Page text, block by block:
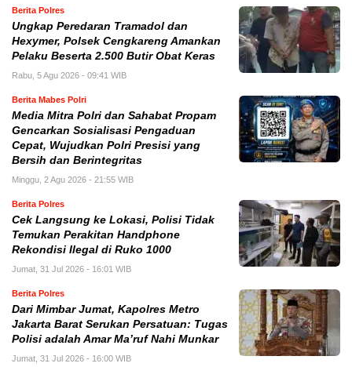
Berita Polres
Ungkap Peredaran Tramadol dan
Hexymer, Polsek Cengkareng Amankan
Pelaku Beserta 2.500 Butir Obat Keras
Rabu, 5 Agu 2026 - 09:41 WIB
Berita Mabes Polri
Media Mitra Polri dan Sahabat Propam
Gencarkan Sosialisasi Pengaduan
Cepat, Wujudkan Polri Presisi yang
Bersih dan Berintegritas
Minggu, 2 Agu 2026 - 21:55 WIB
Berita Polres
Cek Langsung ke Lokasi, Polisi Tidak
Temukan Perakitan Handphone
Rekondisi Ilegal di Ruko 1000
Jumat, 31 Jul 2026 - 16:01 WIB
Berita Polres
Dari Mimbar Jumat, Kapolres Metro
Jakarta Barat Serukan Persatuan: Tugas
Polisi adalah Amar Ma’ruf Nahi Munkar
Jumat, 31 Jul 2026 - 16:00 WIB